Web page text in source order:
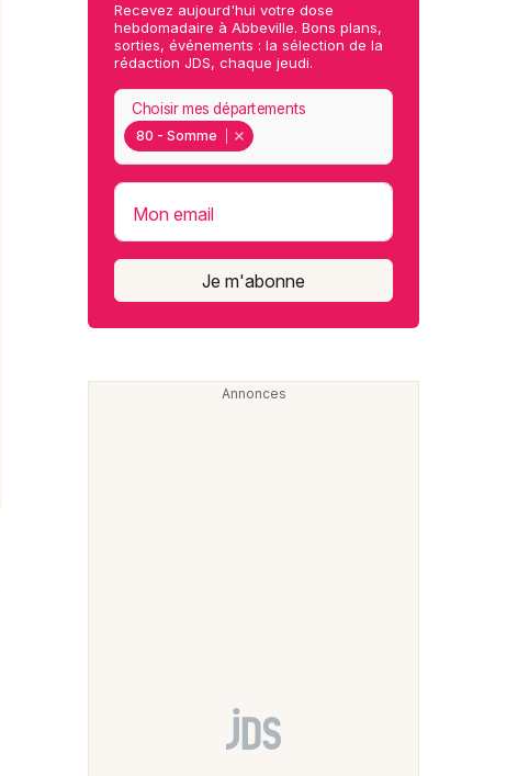
Recevez aujourd'hui votre dose
hebdomadaire à Abbeville. Bons plans,
sorties, événements : la sélection de la
rédaction JDS, chaque jeudi.
80 - Somme
Choisir mes départements
Mon email
Je m'abonne